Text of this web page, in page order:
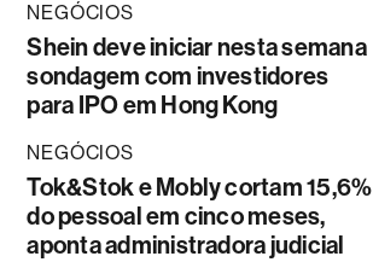
NEGÓCIOS
Shein deve iniciar nesta semana
sondagem com investidores
para IPO em Hong Kong
NEGÓCIOS
Tok&Stok e Mobly cortam 15,6%
do pessoal em cinco meses,
aponta administradora judicial